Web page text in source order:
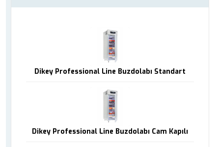
Dikey Professional Line Buzdolabı Standart
Dikey Professional Line Buzdolabı Cam Kapılı